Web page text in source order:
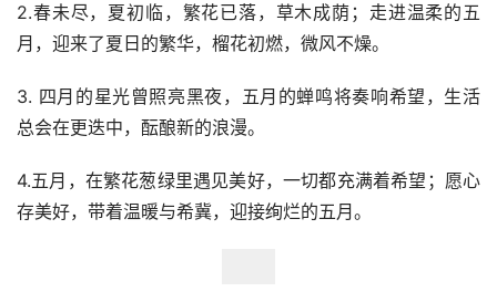
2.春未尽，夏初临，繁花已落，草木成荫；走进温柔的五
月，迎来了夏日的繁华，榴花初燃，微风不燥。
3. 四月的星光曾照亮黑夜，五月的蝉鸣将奏响希望，生活
总会在更迭中，酝酿新的浪漫。
4.五月，在繁花葱绿里遇见美好，一切都充满着希望；愿心
存美好，带着温暖与希冀，迎接绚烂的五月。